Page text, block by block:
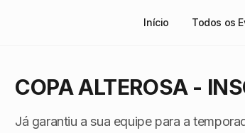
Início Todos os
COPA ALTEROSA -
Já garantiu a sua equipe para a